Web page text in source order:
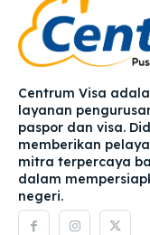
Centrum Visa
layanan
paspor dan visa.
memberikan
mitra terpercaya
dalam
negeri.